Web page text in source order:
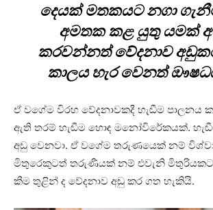
දෙයක් මතකයට නගා
අමතක කළ යුතු යමක්
කරවන්නත් වේදනාව
කාලය හැර වෙනත්
ඒ වගේම විරහ වේදනාවකදී හැඬීම පාලනය
ඇති තරම් හැඬීම හොඳ මනෝවිරේකයක්.
අඩු වෙනවා. ඒ වගේම තරුණයෙක් නම්
මිතුරෙකුටත් තරුණියක් නම් එවැනි
කීම තුළින් ද වේදනාව අඩු කර ගත හැකියි.